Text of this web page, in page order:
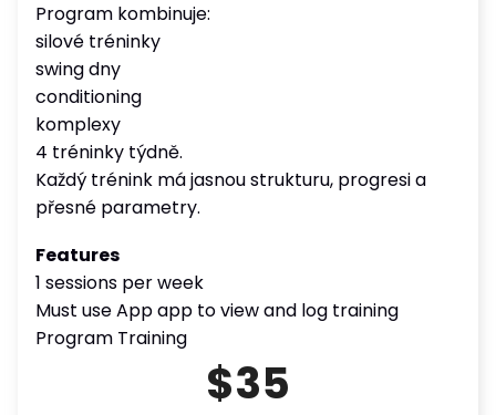
Program kombinuje:
silové tréninky
swing dny
conditioning
komplexy
4 tréninky týdně.
Každý trénink má jasnou strukturu, progresi a
přesné parametry.
Features
1 sessions per week
Must use App app to view and log training
Program Training
$35